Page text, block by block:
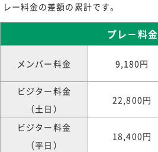
レー料金の差額の累計です。
プレ－料金
メンバー料金 9,180円
ビジター料金
（土日）
22,800円
ビジター料金
（平日）
18,400円